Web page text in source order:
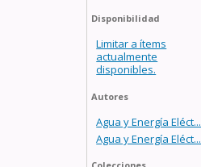
Disponibilidad
Limitar a ítems
actualmente
disponibles.
Autores
Agua y Energía Eléct...
Agua y Energía Eléct...